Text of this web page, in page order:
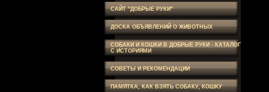
САЙТ "ДОБРЫЕ РУКИ"
ДОСКА ОБЪЯВЛЕНИЙ О ЖИВОТНЫХ
СОБАКИ И КОШКИ В ДОБРЫЕ РУКИ - КАТАЛОГ
С ИСТОРИЯМИ
СОВЕТЫ И РЕКОМЕНДАЦИИ
ПАМЯТКА, КАК ВЗЯТЬ СОБАКУ, КОШКУ